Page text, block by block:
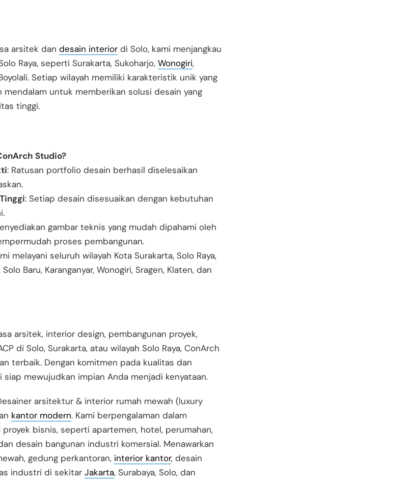
arsitek dan desain interior di Solo, kami menjangkau
Raya, seperti Surakarta, Sukoharjo, Wonogiri,
Setiap wilayah memiliki karakteristik unik yang
mendalam untuk memberikan solusi desain yang
tinggi.
Studio?
: Ratusan portfolio desain berhasil diselesaikan
: Setiap desain disesuaikan dengan kebutuhan
gambar teknis yang mudah dipahami oleh
proses pembangunan.
melayani seluruh wilayah Kota Surakarta, Solo Raya,
Baru, Karanganyar, Wonogiri, Sragen, Klaten, dan
arsitek, interior design, pembangunan proyek,
di Solo, Surakarta, atau wilayah Solo Raya, ConArch
terbaik. Dengan komitmen pada kualitas dan
siap mewujudkan impian Anda menjadi kenyataan.
arsitektur & interior rumah mewah (luxury
kantor modern. Kami berpengalaman dalam
proyek bisnis, seperti apartemen, hotel, perumahan,
desain bangunan industri komersial. Menawarkan
gedung perkantoran, interior kantor, desain
industri di sekitar Jakarta, Surabaya, Solo, dan